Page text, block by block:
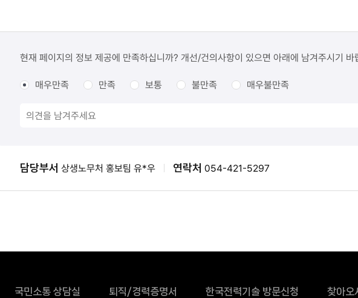
만족도현재 페이지의 정보 제공에 만족하십니까? 개선/건의사항이 있으면 아래에 남겨주시기 바
매우만족 만족 보통 불만족 매우불만족
담당자
담당부서 상생노무처 홍보팀 유*우 연락처 054-421-5297
국민소통 상담실 퇴직/경력증명서 한국전력기술 방문신청 찾아오